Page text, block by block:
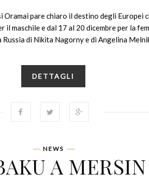
pare chiaro il destino degli Europei
il maschile e dal 17 al 20 dicembre per la
di Nikita Nagorny e di Angelina
DETTAGLI
NEWS
A MERSIN